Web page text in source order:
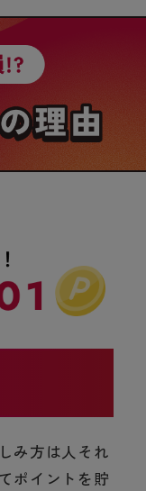
み方は人それ
ポイントを貯